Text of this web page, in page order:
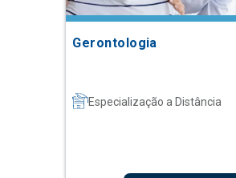
Gerontologia
Especialização a Distância